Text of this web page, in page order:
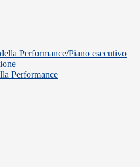
Performance/Piano esecutivo
Performance